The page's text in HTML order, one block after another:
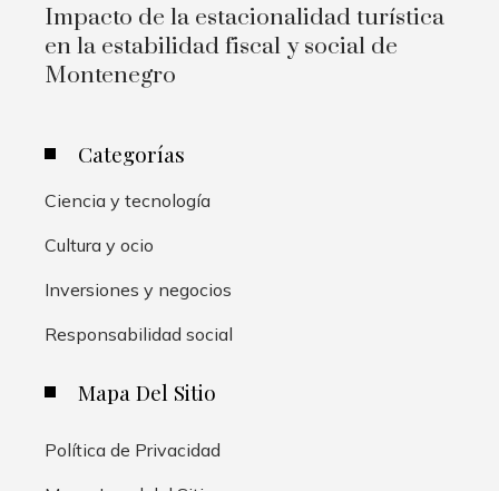
Impacto de la estacionalidad turística
en la estabilidad fiscal y social de
Montenegro
Categorías
Ciencia y tecnología
Cultura y ocio
Inversiones y negocios
Responsabilidad social
Mapa Del Sitio
Política de Privacidad